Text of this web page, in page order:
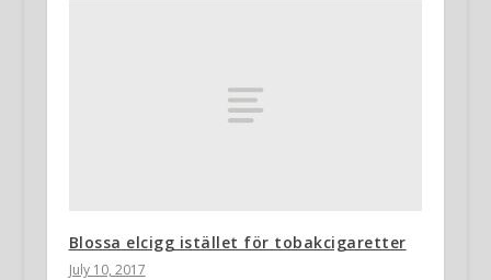
Blossa elcigg istället för tobakcigaretter
July 10, 2017